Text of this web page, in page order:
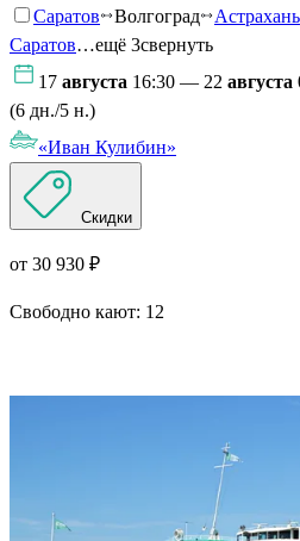
Саратов Волгоград Астрахань
Саратов…ещё 3свернуть
17 августа 16:30 — 22 августа
(6 дн./5 н.)
«Иван Кулибин»
Скидки
от 30 930 ₽
Свободно кают: 12